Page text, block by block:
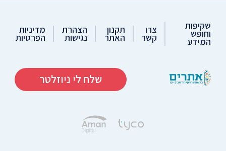
שקיפות
וחופש
המידע
צרו
קשר
תקנון
האתר
הצהרת
נגישות
מדיניות
הפרטיות
שלח לי ניוזלטר